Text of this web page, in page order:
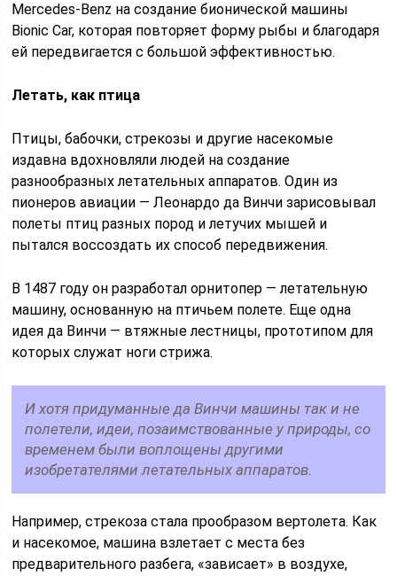
Mercedes-Benz на создание бионической машины
Bionic Car, которая повторяет форму рыбы и благодаря
ей передвигается с большой эффективностью.
Летать, как птица
Птицы, бабочки, стрекозы и другие насекомые
издавна вдохновляли людей на создание
разнообразных летательных аппаратов. Один из
пионеров авиации — Леонардо да Винчи зарисовывал
полеты птиц разных пород и летучих мышей и
пытался воссоздать их способ передвижения.
В 1487 году он разработал орнитопер — летательную
машину, основанную на птичьем полете. Еще одна
идея да Винчи — втяжные лестницы, прототипом для
которых служат ноги стрижа.
И хотя придуманные да Винчи машины так и не
полетели, идеи, позаимствованные у природы, со
временем были воплощены другими
изобретателями летательных аппаратов.
Например, стрекоза стала прообразом вертолета. Как
и насекомое, машина взлетает с места без
предварительного разбега, «зависает» в воздухе,